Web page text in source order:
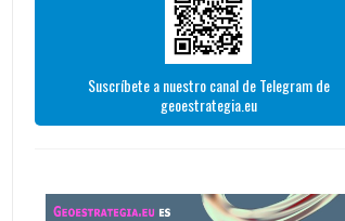
Suscríbete a nuestro canal de Telegram de
geoestrategia.eu